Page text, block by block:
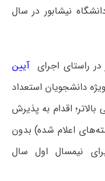
نیشابور در سال
در راستای اجرایآیین
دانشجویان استعداد
اقدام به پذیرش
اعلام شده) بدون
نیمسال اول سال